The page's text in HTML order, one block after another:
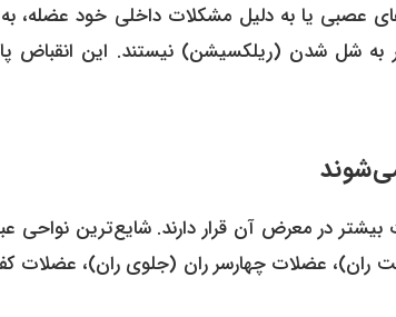
عصبی یا به دلیل مشکلات داخلی خود عضله،
به شل شدن (ریلکسیشن) نیستند. این انقباض
در معرض آن قرار دارند. شایع‌ترین نواحی
عضلات چهارسر ران (جلوی ران)، عضلات